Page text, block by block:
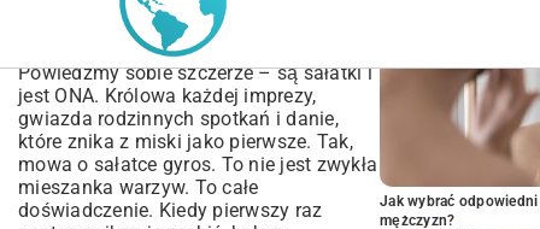
Sałatkę Gyros – Idealny
Smak Krok po Kroku
Powiedzmy sobie szczerze – są sałatki i
jest ONA. Królowa każdej imprezy,
gwiazda rodzinnych spotkań i danie,
które znika z miski jako pierwsze. Tak,
mowa o sałatce gyros. To nie jest zwykła
mieszanka warzyw. To całe
doświadczenie. Kiedy pierwszy raz
Jak wybrać
mężczyzn?